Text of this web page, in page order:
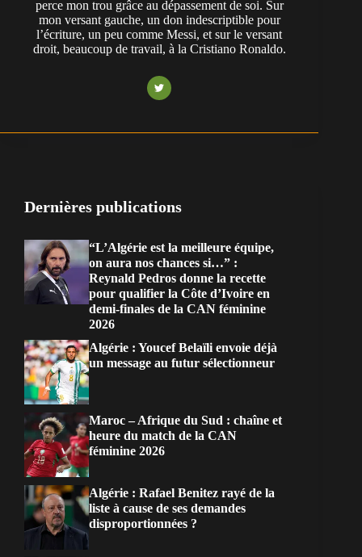
perce mon trou grâce au dépassement de soi. Sur
mon versant gauche, un don indescriptible pour
l’écriture, un peu comme Messi, et sur le versant
droit, beaucoup de travail, à la Cristiano Ronaldo.
Dernières publications
“L’Algérie est la meilleure équipe,
on aura nos chances si…” :
Reynald Pedros donne la recette
pour qualifier la Côte d’Ivoire en
demi-finales de la CAN féminine
2026
Algérie : Youcef Belaïli envoie déjà
un message au futur sélectionneur
Maroc – Afrique du Sud : chaîne et
heure du match de la CAN
féminine 2026
Algérie : Rafael Benitez rayé de la
liste à cause de ses demandes
disproportionnées ?